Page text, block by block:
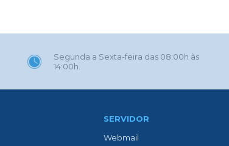
Segunda a Sexta-feira das 08:00h às
14:00h.
SERVIDOR
Webmail